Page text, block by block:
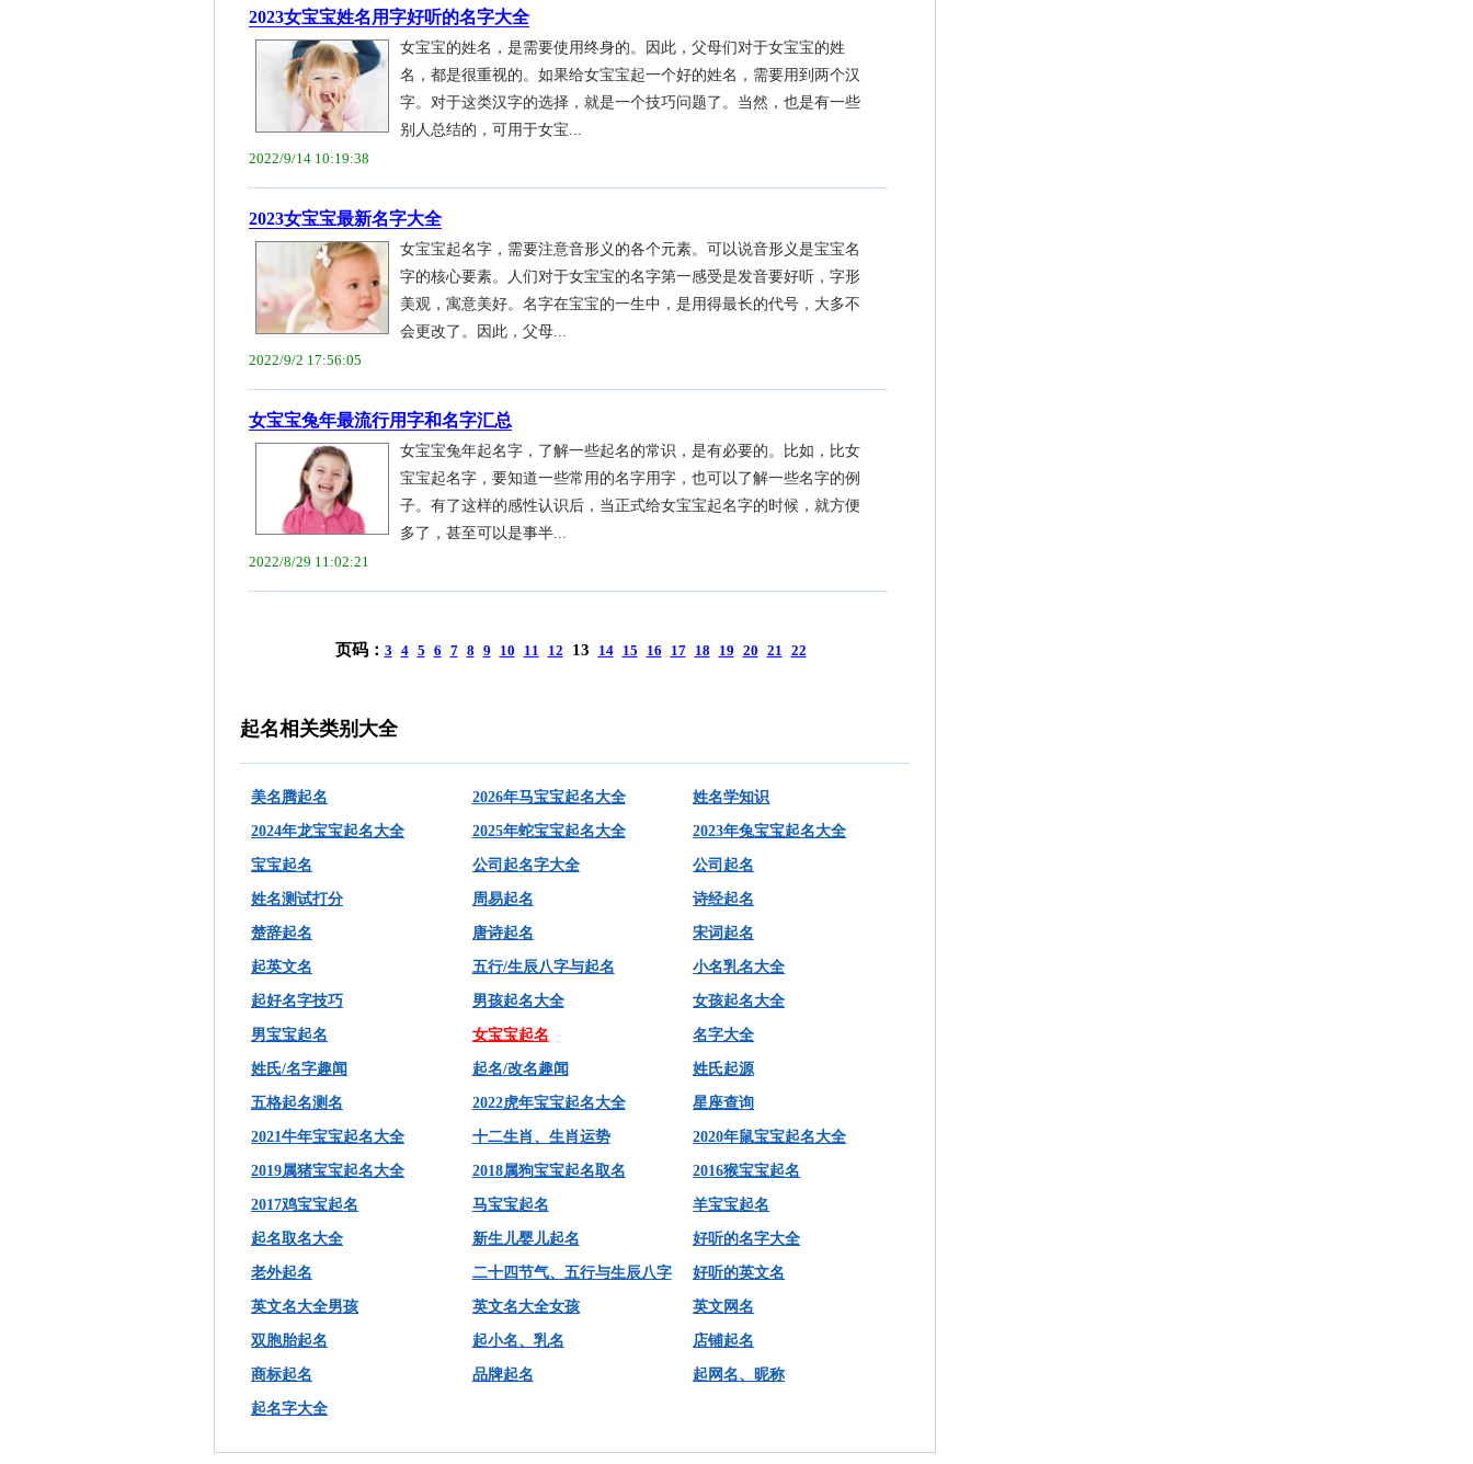
2023女宝宝姓名用字好听的名字大全
女宝宝的姓名，是需要使用终身的。因此，父母们对于女宝宝的姓
名，都是很重视的。如果给女宝宝起一个好的姓名，需要用到两个汉
字。对于这类汉字的选择，就是一个技巧问题了。当然，也是有一些
别人总结的，可用于女宝...
2022/9/14 10:19:38
2023女宝宝最新名字大全
女宝宝起名字，需要注意音形义的各个元素。可以说音形义是宝宝名
字的核心要素。人们对于女宝宝的名字第一感受是发音要好听，字形
美观，寓意美好。名字在宝宝的一生中，是用得最长的代号，大多不
会更改了。因此，父母...
2022/9/2 17:56:05
女宝宝兔年最流行用字和名字汇总
女宝宝兔年起名字，了解一些起名的常识，是有必要的。比如，比女
宝宝起名字，要知道一些常用的名字用字，也可以了解一些名字的例
子。有了这样的感性认识后，当正式给女宝宝起名字的时候，就方便
多了，甚至可以是事半...
2022/8/29 11:02:21
页码： 3 4 5 6 7 8 9 10 11 12 13 14 15 16 17 18 19 20 21 22
起名相关类别大全
美名腾起名 2026年马宝宝起名大全 姓名学知识
2024年龙宝宝起名大全 2025年蛇宝宝起名大全 2023年兔宝宝起名大全
宝宝起名 公司起名字大全 公司起名
姓名测试打分 周易起名 诗经起名
楚辞起名 唐诗起名 宋词起名
起英文名 五行/生辰八字与起名 小名乳名大全
起好名字技巧 男孩起名大全 女孩起名大全
男宝宝起名 女宝宝起名 名字大全
姓氏/名字趣闻 起名/改名趣闻 姓氏起源
五格起名测名 2022虎年宝宝起名大全 星座查询
2021牛年宝宝起名大全 十二生肖、生肖运势 2020年鼠宝宝起名大全
2019属猪宝宝起名大全 2018属狗宝宝起名取名 2016猴宝宝起名
2017鸡宝宝起名 马宝宝起名 羊宝宝起名
起名取名大全 新生儿婴儿起名 好听的名字大全
老外起名 二十四节气、五行与生辰八字 好听的英文名
英文名大全男孩 英文名大全女孩 英文网名
双胞胎起名 起小名、乳名 店铺起名
商标起名 品牌起名 起网名、昵称
起名字大全